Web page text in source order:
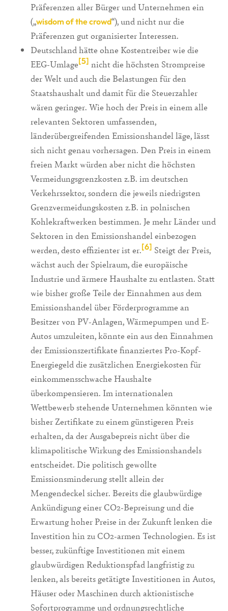
Präferenzen aller Bürger und Unternehmen ein
(„wisdom of the crowd“), und nicht nur die
Präferenzen gut organisierter Interessen.
Deutschland hätte ohne Kostentreiber wie die
EEG-Umlage[5] nicht die höchsten Strompreise
der Welt und auch die Belastungen für den
Staatshaushalt und damit für die Steuerzahler
wären geringer. Wie hoch der Preis in einem alle
relevanten Sektoren umfassenden,
länderübergreifenden Emissionshandel läge, lässt
sich nicht genau vorhersagen. Den Preis in einem
freien Markt würden aber nicht die höchsten
Vermeidungsgrenzkosten z.B. im deutschen
Verkehrssektor, sondern die jeweils niedrigsten
Grenzvermeidungskosten z.B. in polnischen
Kohlekraftwerken bestimmen. Je mehr Länder und
Sektoren in den Emissionshandel einbezogen
werden, desto effizienter ist er.[6] Steigt der Preis,
wächst auch der Spielraum, die europäische
Industrie und ärmere Haushalte zu entlasten. Statt
wie bisher große Teile der Einnahmen aus dem
Emissionshandel über Förderprogramme an
Besitzer von PV-Anlagen, Wärmepumpen und E-
Autos umzuleiten, könnte ein aus den Einnahmen
der Emissionszertifikate finanziertes Pro-Kopf-
Energiegeld die zusätzlichen Energiekosten für
einkommensschwache Haushalte
überkompensieren. Im internationalen
Wettbewerb stehende Unternehmen könnten wie
bisher Zertifikate zu einem günstigeren Preis
erhalten, da der Ausgabepreis nicht über die
klimapolitische Wirkung des Emissionshandels
entscheidet. Die politisch gewollte
Emissionsminderung stellt allein der
Mengendeckel sicher. Bereits die glaubwürdige
Ankündigung einer CO2-Bepreisung und die
Erwartung hoher Preise in der Zukunft lenken die
Investition hin zu CO2-armen Technologien. Es ist
besser, zukünftige Investitionen mit einem
glaubwürdigen Reduktionspfad langfristig zu
lenken, als bereits getätigte Investitionen in Autos,
Häuser oder Maschinen durch aktionistische
Sofortprogramme und ordnungsrechtliche